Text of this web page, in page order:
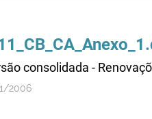
consolidada -
2006